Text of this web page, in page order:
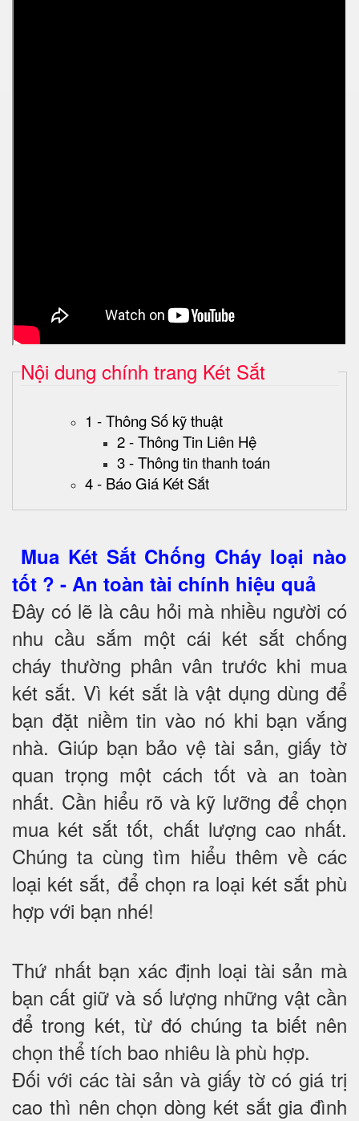
Nội dung chính trang Két Sắt
1 - Thông Số kỹ thuật
2 - Thông Tin Liên Hệ
3 - Thông tin thanh toán
4 - Báo Giá Két Sắt
Mua Két Sắt Chống Cháy loại nào
tốt ? - An toàn tài chính hiệu quả
Đây có lẽ là câu hỏi mà nhiều người có
nhu cầu sắm một cái két sắt chống
cháy thường phân vân trước khi mua
két sắt. Vì két sắt là vật dụng dùng để
bạn đặt niềm tin vào nó khi bạn vắng
nhà. Giúp bạn bảo vệ tài sản, giấy tờ
quan trọng một cách tốt và an toàn
nhất. Cần hiểu rõ và kỹ lưỡng để chọn
mua két sắt tốt, chất lượng cao nhất.
Chúng ta cùng tìm hiểu thêm về các
loại két sắt, để chọn ra loại két sắt phù
hợp với bạn nhé!
Thứ nhất bạn xác định loại tài sản mà
bạn cất giữ và số lượng những vật cần
để trong két, từ đó chúng ta biết nên
chọn thể tích bao nhiêu là phù hợp.
Đối với các tài sản và giấy tờ có giá trị
cao thì nên chọn dòng két sắt gia đình